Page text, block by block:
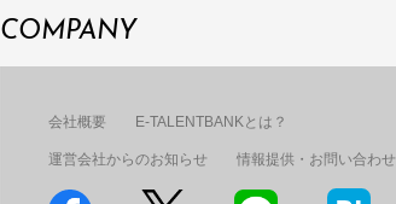
COMPANY
会社概要 E-TALENTBANKとは？
運営会社からのお知らせ 情報提供・お問い合わせ